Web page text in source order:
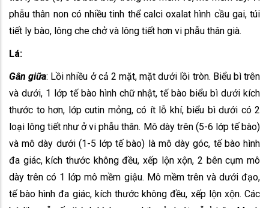
phẫu thân non có nhiều tinh thể calci oxalat hình cầu gai, túi
tiết ly bào, lông che chở và lông tiết hơn vi phẫu thân già.
Lá:
Gân giữa: Lồi nhiều ở cả 2 mặt, mặt dưới lồi tròn. Biểu bì trên
và dưới, 1 lớp tế bào hình chữ nhật, tế bào biểu bì dưới kích
thước to hơn, lớp cutin mỏng, có ít lỗ khí, biểu bì dưới có 2
loại lông tiết như ở vi phẫu thân. Mô dày trên (5-6 lớp tế bào)
và mô dày dưới (1-5 lớp tế bào) là mô dày góc, tế bào hình
đa giác, kích thước không đều, xếp lộn xộn, 2 bên cụm mô
dày trên có 1 lớp mô mềm giậu. Mô mềm trên và dưới đạo,
tế bào hình đa giác, kích thước không đều, xếp lộn xộn. Các